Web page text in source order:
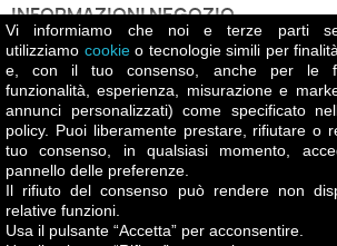
INFORMAZIONI NEGOZIO
Vi informiamo che noi e terze parti
utilizziamo cookieo tecnologie simili per
e, con il tuo consenso, anche per le
funzionalità, esperienza, misurazione e
annunci personalizzati) come specificato
policy. Puoi liberamente prestare, rifiutare o
tuo consenso, in qualsiasi momento,
pannello delle preferenze.
Il rifiuto del consenso può rendere non
relative funzioni.
Usa il pulsante “Accetta” per acconsentire.
Return policy
La politica di reso di
clienti possano restituire i prodotti
autorizzazione dell'azienda. Le spese
reso sono a carico del cliente, salvo il
prodotto presenti danni o difet
© 2026 - Software di Ecommerce di